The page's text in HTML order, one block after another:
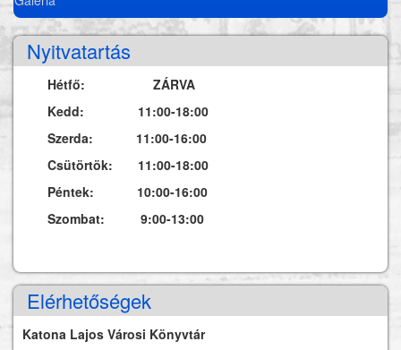
Nyitvatartás
Hétfő: ZÁRVA
Kedd: 11:00-18:00
Szerda: 11:00-16:00
Csütörtök: 11:00-18:00
Péntek: 10:00-16:00
Szombat: 9:00-13:00
Elérhetőségek
Katona Lajos Városi Könyvtár